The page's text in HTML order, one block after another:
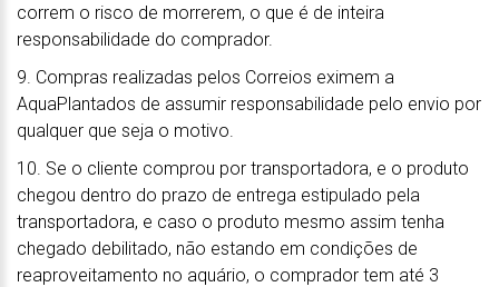
correm o risco de morrerem, o que é de inteira
responsabilidade do comprador.
9. Compras realizadas pelos Correios eximem a
AquaPlantados de assumir responsabilidade pelo envio por
qualquer que seja o motivo.
10. Se o cliente comprou por transportadora, e o produto
chegou dentro do prazo de entrega estipulado pela
transportadora, e caso o produto mesmo assim tenha
chegado debilitado, não estando em condições de
reaproveitamento no aquário, o comprador tem até 3